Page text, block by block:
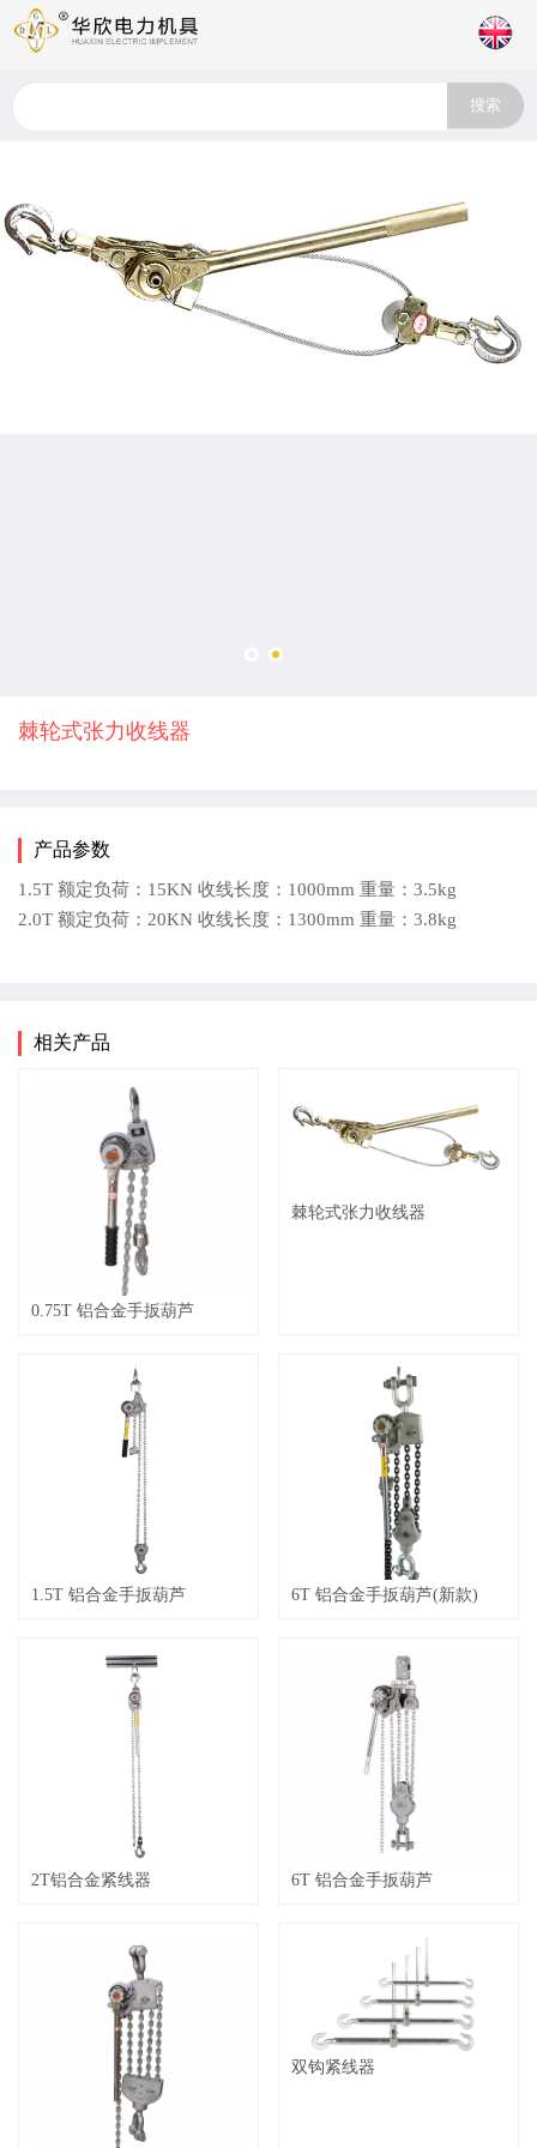
棘轮式张力收线器
产品参数
1.5T 额定负荷：15KN 收线长度：1000mm 重量：3.5kg
2.0T 额定负荷：20KN 收线长度：1300mm 重量：3.8kg
相关产品
0.75T 铝合金手扳葫芦
棘轮式张力收线器
1.5T 铝合金手扳葫芦 6T 铝合金手扳葫芦(新款)
2T铝合金紧线器 6T 铝合金手扳葫芦
双钩紧线器